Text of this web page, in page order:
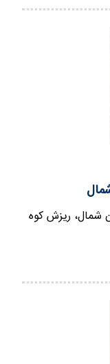
شمال، ریزش کوه